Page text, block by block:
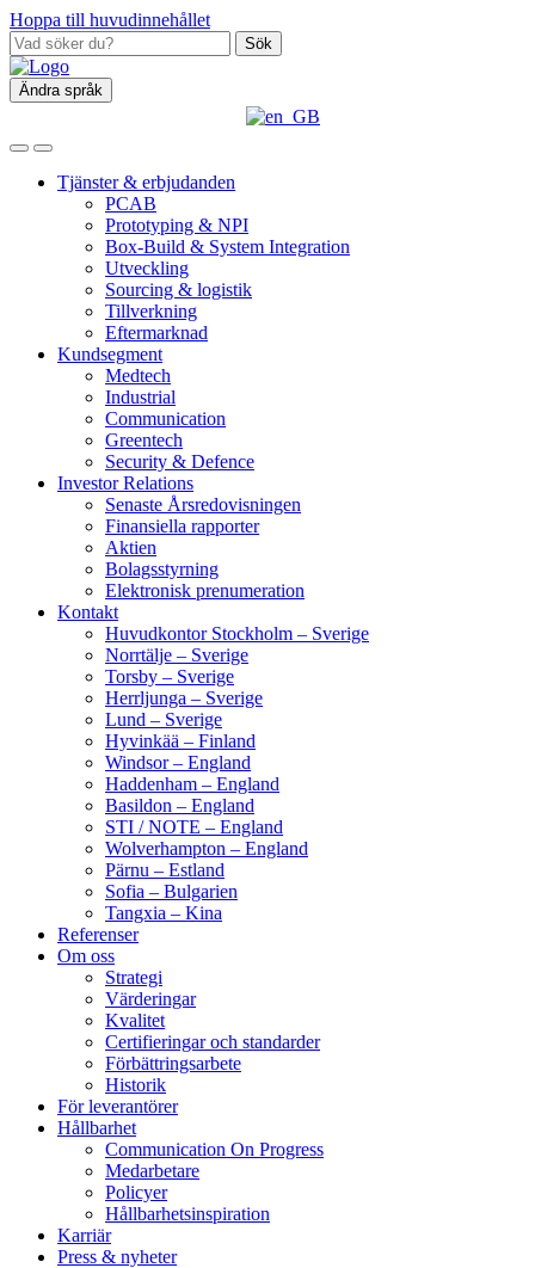
Hoppa till huvudinnehållet
Sök
Ändra språk
Tjänster & erbjudanden
PCAB
Prototyping & NPI
Box‑Build & System Integration
Utveckling
Sourcing & logistik
Tillverkning
Eftermarknad
Kundsegment
Medtech
Industrial
Communication
Greentech
Security & Defence
Investor Relations
Senaste Årsredovisningen
Finansiella rapporter
Aktien
Bolagsstyrning
Elektronisk prenumeration
Kontakt
Huvudkontor Stockholm – Sverige
Norrtälje – Sverige
Torsby – Sverige
Herrljunga – Sverige
Lund – Sverige
Hyvinkää – Finland
Windsor – England
Haddenham – England
Basildon – England
STI / NOTE – England
Wolverhampton – England
Pärnu – Estland
Sofia – Bulgarien
Tangxia – Kina
Referenser
Om oss
Strategi
Värderingar
Kvalitet
Certifieringar och standarder
Förbättringsarbete
Historik
För leverantörer
Hållbarhet
Communication On Progress
Medarbetare
Policyer
Hållbarhetsinspiration
Karriär
Press & nyheter